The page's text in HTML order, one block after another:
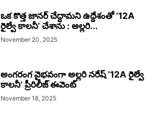
ఒక కొత్త జానర్ చేద్దామని ఉద్దేశంతో ’12A
రైల్వే కాలనీ’ చేశాను : అల్లరి...
November 20, 2025
అంగరంగ వైభవంగా అల్లరి నరేష్ ’12A రైల్వే
కాలనీ’ ప్రీరిలీజ్ ఈవెంట్
November 18, 2025